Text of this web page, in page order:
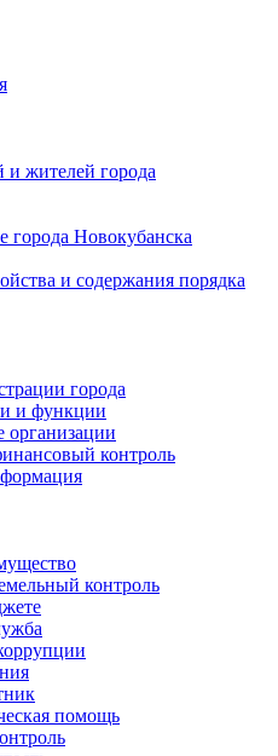
и жителей города
города Новокубанска
и содержания порядка
города
и функции
организации
контроль
контроль
помощь